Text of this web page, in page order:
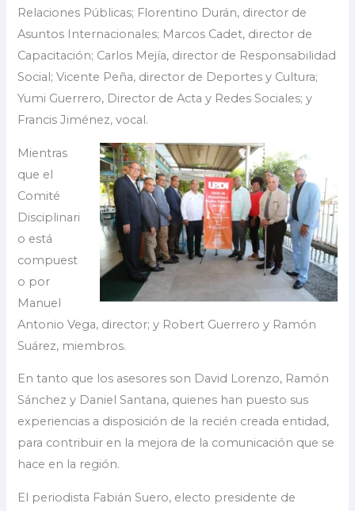
Relaciones Públicas; Florentino Durán, director de
Asuntos Internacionales; Marcos Cadet, director de
Capacitación; Carlos Mejía, director de Responsabilidad
Social; Vicente Peña, director de Deportes y Cultura;
Yumi Guerrero, Director de Acta y Redes Sociales; y
Francis Jiménez, vocal.
Mientras
que el
Comité
Disciplinari
o está
compuest
o por
Manuel
Antonio Vega, director; y Robert Guerrero y Ramón
Suárez, miembros.
En tanto que los asesores son David Lorenzo, Ramón
Sánchez y Daniel Santana, quienes han puesto sus
experiencias a disposición de la recién creada entidad,
para contribuir en la mejora de la comunicación que se
hace en la región.
El periodista Fabián Suero, electo presidente de